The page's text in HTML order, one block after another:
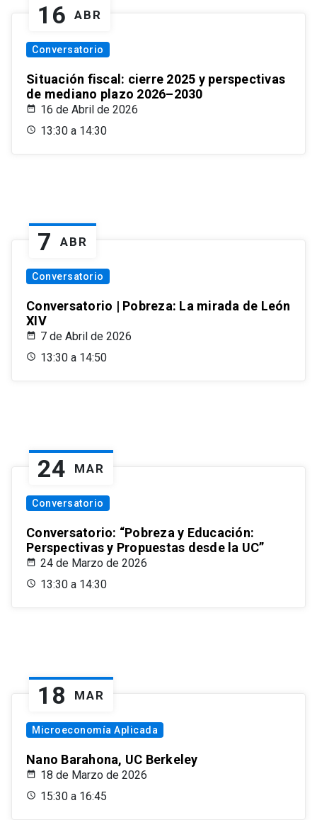
16 ABR
Conversatorio
Situación fiscal: cierre 2025 y perspectivas
de mediano plazo 2026–2030
16 de Abril de 2026
13:30 a 14:30
7 ABR
Conversatorio
Conversatorio | Pobreza: La mirada de León
XIV
7 de Abril de 2026
13:30 a 14:50
24 MAR
Conversatorio
Conversatorio: “Pobreza y Educación:
Perspectivas y Propuestas desde la UC”
24 de Marzo de 2026
13:30 a 14:30
18 MAR
Microeconomía Aplicada
Nano Barahona, UC Berkeley
18 de Marzo de 2026
15:30 a 16:45